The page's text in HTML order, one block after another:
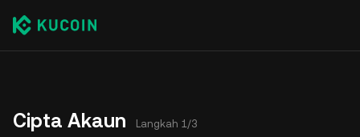
Cipta Akaun Langkah 1/3